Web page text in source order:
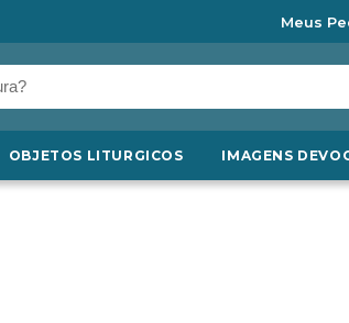
Meus
OBJETOS LITURGICOS IMAGENS